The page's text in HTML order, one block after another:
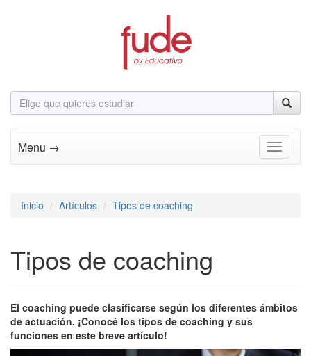
Menu → Toggle
Inicio Artículos Tipos de coaching
Tipos de coaching
El coaching puede clasificarse según los diferentes ámbitos
de actuación. ¡Conocé los tipos de coaching y sus
funciones en este breve artículo!